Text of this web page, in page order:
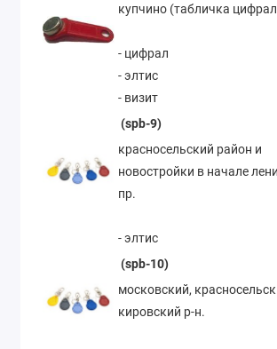
купчино (табличка
- цифрал
- элтис
- визит
(spb-9)
красносельский район и
новостройки в начале
пр.
- элтис
(spb-10)
московский,
кировский р-н.